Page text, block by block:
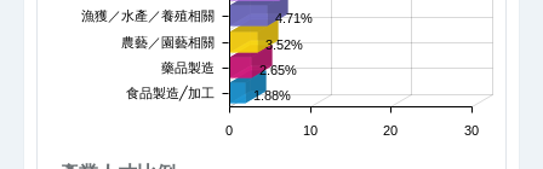
漁獲／水產／養殖相關
農藝／園藝相關
藥品製造
食品製造╱加工
0 10 20 30
4.71%
3.52%
2.65%
1.88%